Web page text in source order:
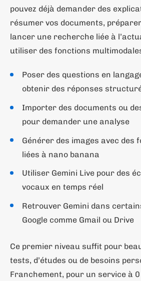
pouvez déjà demander des
résumer vos documents,
lancer une recherche liée à
utiliser des fonctions
Poser des questions en
obtenir des réponses
Importer des documents ou
pour demander une analyse
Générer des images avec des
liées à nano banana
Utiliser Gemini Live pour des
vocaux en temps réel
Retrouver Gemini dans
Google comme Gmail ou Drive
Ce premier niveau suffit pour
tests, d’études ou de besoins
Franchement, pour un service à 0